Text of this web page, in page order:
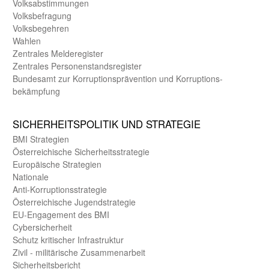
Volks­abstimmungen
Volks­befragung
Volks­begehren
Wahlen
Zentrales Melde­register
Zentrales Personen­stands­register
Bundes­amt zur Korrup­tions­prävention und Korrup­tions­
bekämpfung
SICHER­HEITS­POLITIK UND STRATEGIE
BMI Strategien
Öster­reichische Sicherheits­strategie
Europäische Strategien
Nationale
Anti-Korruptions­strategie
Öster­reichische Jugend­strategie
EU-Engagement des BMI
Cybersicherheit
Schutz kritischer Infra­struktur
Zivil - militärische Zusammen­arbeit
Sicherheits­bericht